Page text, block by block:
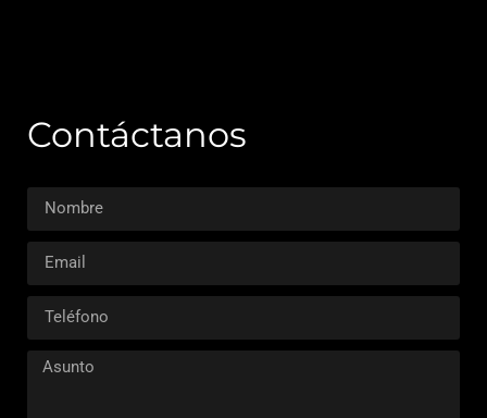
Contáctanos